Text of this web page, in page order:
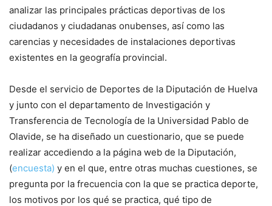
analizar las principales prácticas deportivas de los
ciudadanos y ciudadanas onubenses, así como las
carencias y necesidades de instalaciones deportivas
existentes en la geografía provincial.
Desde el servicio de Deportes de la Diputación de Huelva
y junto con el departamento de Investigación y
Transferencia de Tecnología de la Universidad Pablo de
Olavide, se ha diseñado un cuestionario, que se puede
realizar accediendo a la página web de la Diputación,
(encuesta) y en el que, entre otras muchas cuestiones, se
pregunta por la frecuencia con la que se practica deporte,
los motivos por los qué se practica, qué tipo de